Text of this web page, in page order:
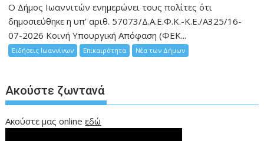
Ο Δήμος Ιωαννιτών ενημερώνει τους πολίτες ότι
δημοσιεύθηκε η υπ’ αριθ. 57073/Δ.Α.Ε.Φ.Κ.-Κ.Ε./Α325/16-
07-2026 Κοινή Υπουργική Απόφαση (ΦΕΚ...
Ειδήσεις Ιωαννίνων Επικαιρότητα Νέα των Δήμων
Ακούστε ζωντανά
Ακούστε μας onlineεδώ